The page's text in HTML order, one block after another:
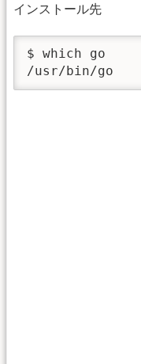
インストール先
$ which go
/usr/bin/go